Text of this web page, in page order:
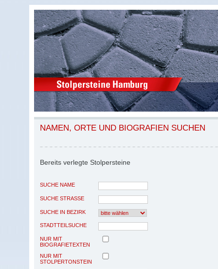
NAMEN, ORTE UND BIOGRAFIEN SUCHEN
Bereits verlegte Stolpersteine
SUCHE NAME
SUCHE STRASSE
SUCHE IN BEZIRK
STADTTEILSUCHE
NUR MIT
BIOGRAFIETEXTEN
NUR MIT
STOLPERTONSTEIN